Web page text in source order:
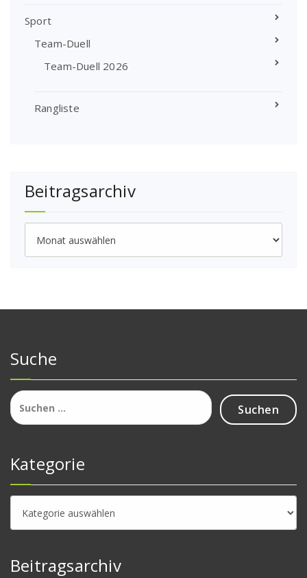
Sport
Team-Duell
Team-Duell 2026
Rangliste
Beitragsarchiv
Suche
Suchen
nach:
Kategorie
Kategorie
Beitragsarchiv